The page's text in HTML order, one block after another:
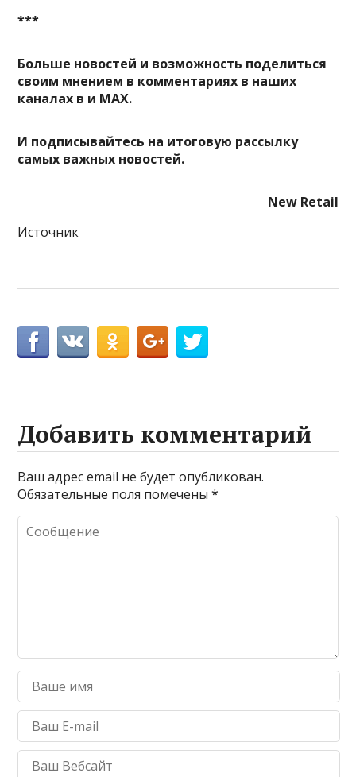
***
Больше новостей и возможность поделиться
своим мнением в комментариях в наших
каналах в и MAX.
И подписывайтесь на итоговую рассылку
самых важных новостей.
New Retail
Источник
Добавить комментарий
Ваш адрес email не будет опубликован.
Обязательные поля помечены*